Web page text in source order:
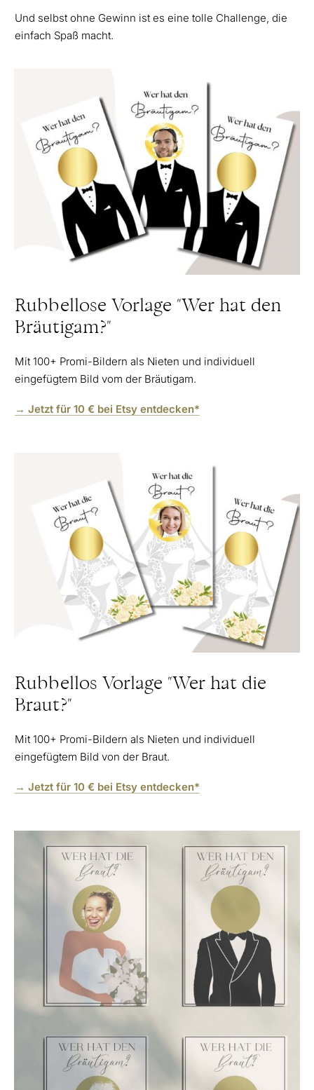
Und selbst ohne Gewinn ist es eine tolle Challenge, die
einfach Spaß macht.
Rubbellose Vorlage "Wer hat den
Bräutigam?"
Mit 100+ Promi-Bildern als Nieten und individuell
eingefügtem Bild vom der Bräutigam.
→ Jetzt für 10 € bei Etsy entdecken*
Rubbellos Vorlage "Wer hat die
Braut?"
Mit 100+ Promi-Bildern als Nieten und individuell
eingefügtem Bild von der Braut.
→ Jetzt für 10 € bei Etsy entdecken*